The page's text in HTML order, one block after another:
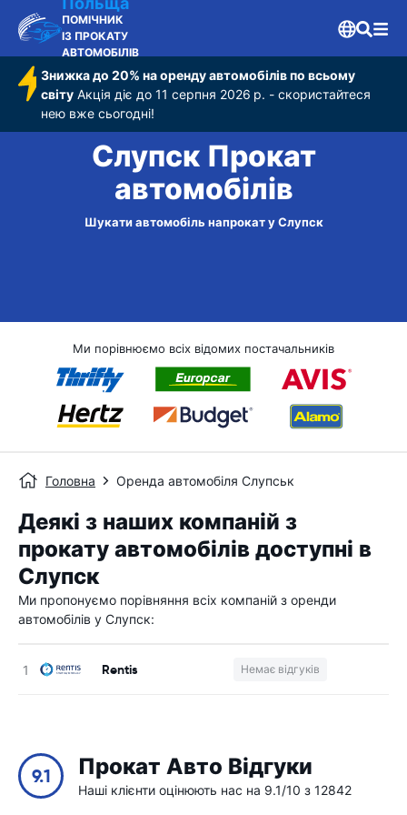
ПОМІЧНИК
ІЗ ПРОКАТУ
АВТОМОБІЛІВ
Знижка до 20% на оренду автомобілів по всьому
світу Акція діє до 11 серпня 2026 р. - скористайтеся
нею вже сьогодні!
Слупск Прокат
автомобілів
Шукати автомобіль напрокат у Слупск
Ми порівнюємо всіх відомих постачальників
Головна Оренда автомобіля Слупськ
Деякі з наших компаній з
прокату автомобілів доступні в
Слупск
Ми пропонуємо порівняння всіх компаній з оренди
автомобілів у Слупск:
Rentis Немає відгуків
9.1 Прокат Авто Відгуки
Наші клієнти оцінюють нас на 9.1/10 з 12842